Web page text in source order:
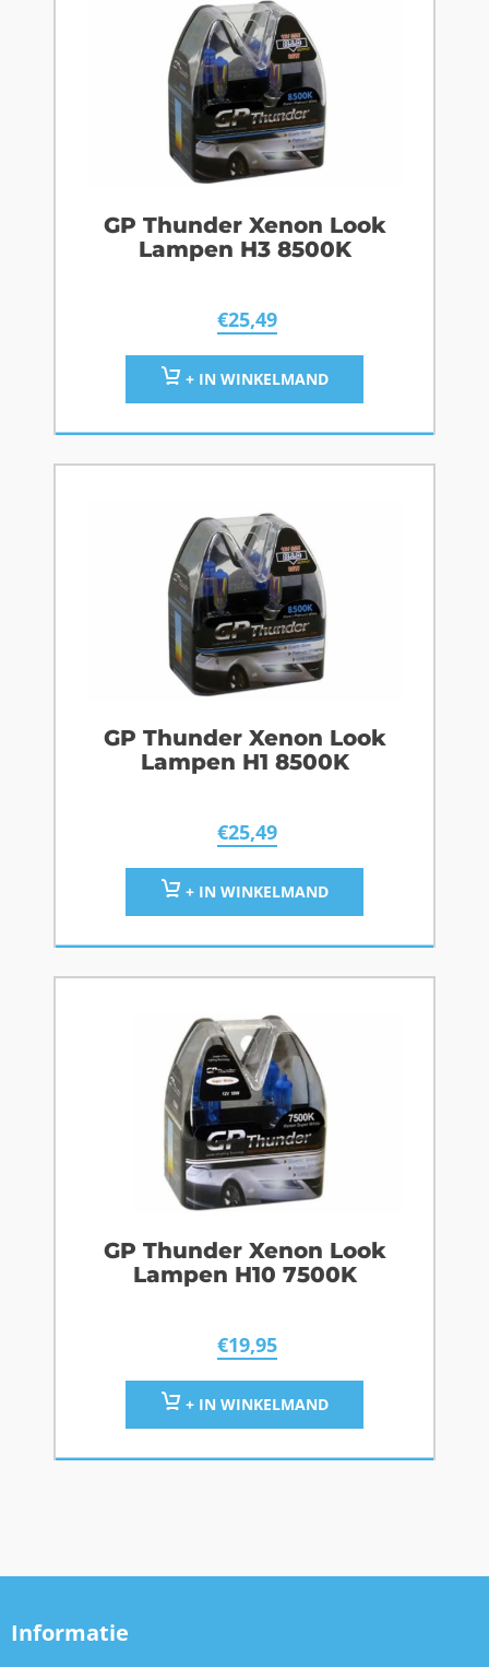
GP Thunder Xenon Look
Lampen H3 8500K
€25,49
+ IN WINKELMAND
GP Thunder Xenon Look
Lampen H1 8500K
€25,49
+ IN WINKELMAND
GP Thunder Xenon Look
Lampen H10 7500K
€19,95
+ IN WINKELMAND
Informatie